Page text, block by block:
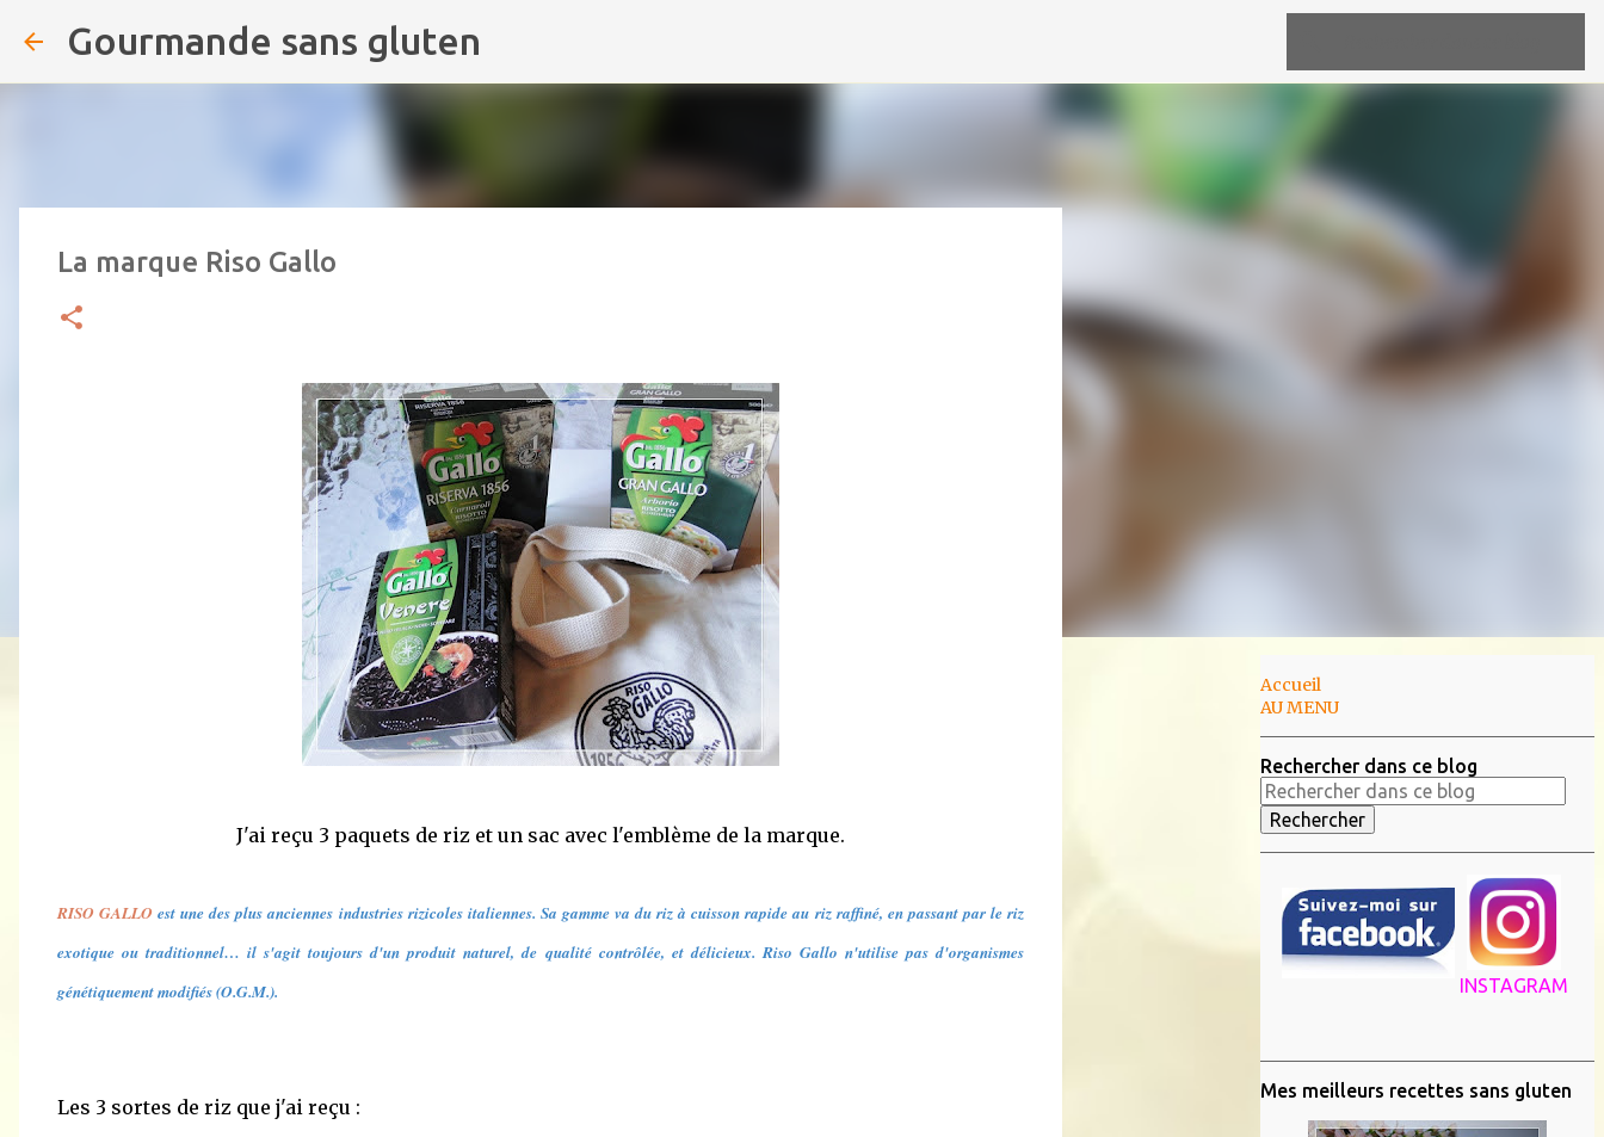
Gourmande sans gluten
La marque Riso Gallo
J'ai reçu 3 paquets de riz et un sac avec l'emblème de la marque.
RISO GALLO est une des plus anciennes industries rizicoles italiennes. Sa gamme va du riz à cuisson rapide au riz raffiné, en passant par le riz
exotique ou traditionnel… il s'agit toujours d'un produit naturel, de qualité contrôlée, et délicieux. Riso Gallo n'utilise pas d'organismes
génétiquement modifiés (O.G.M.).
Les 3 sortes de riz que j'ai reçu :
Accueil
AU MENU
Rechercher dans ce blog
INSTAGRAM
Mes meilleurs recettes sans gluten